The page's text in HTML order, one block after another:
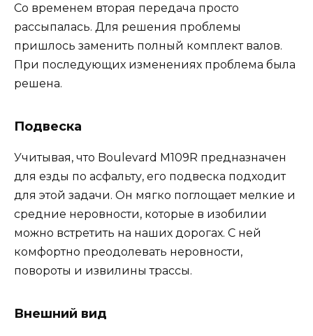
Со временем вторая передача просто
рассыпалась. Для решения проблемы
пришлось заменить полный комплект валов.
При последующих изменениях проблема была
решена.
Подвеска
Учитывая, что Boulevard M109R предназначен
для езды по асфальту, его подвеска подходит
для этой задачи. Он мягко поглощает мелкие и
средние неровности, которые в изобилии
можно встретить на наших дорогах. С ней
комфортно преодолевать неровности,
повороты и извилины трассы.
Внешний вид